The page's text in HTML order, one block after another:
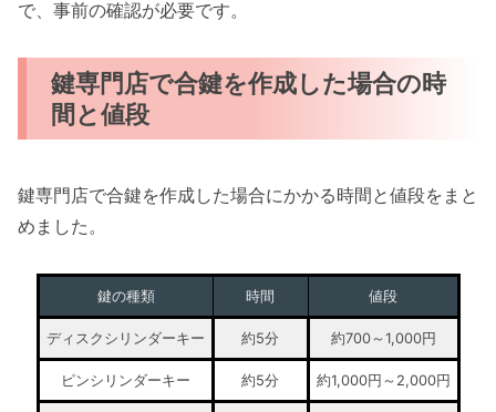
で、事前の確認が必要です。
鍵専門店で合鍵を作成した場合の時
間と値段
鍵専門店で合鍵を作成した場合にかかる時間と値段をまと
めました。
鍵の種類 時間 値段
ディスクシリンダーキー 約5分 約700～1,000円
ピンシリンダーキー 約5分 約1,000円～2,000円